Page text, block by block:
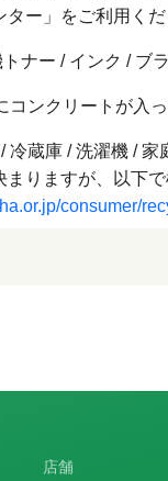
ター」をご利用く
トナー / インク / ブ
コンクリートが入
冷蔵庫 / 洗濯機 /
りますが、以下で
consumer/
店舗